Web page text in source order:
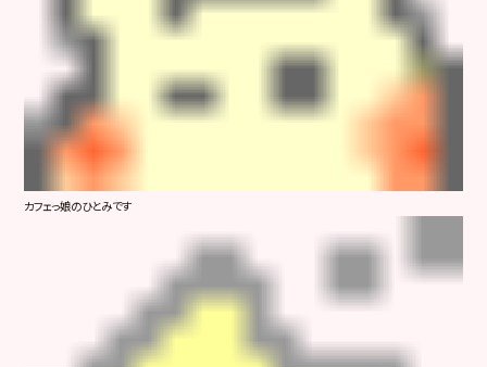
カフェっ娘のひとみです